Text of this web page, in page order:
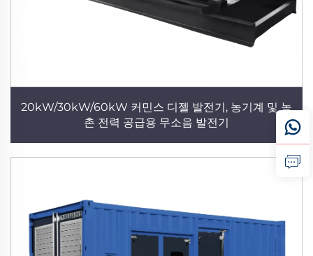
20kW/30kW/60kW 커민스 디젤 발전기, 농기계 및 농
촌 전력 공급용 무소음 발전기